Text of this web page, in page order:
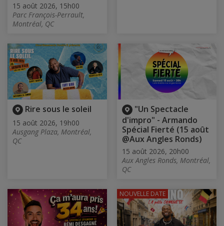
15 août 2026, 15h00
Parc François-Perrault,
Montréal, QC
Rire sous le soleil
15 août 2026, 19h00
Ausgang Plaza, Montréal,
QC
"Un Spectacle
d'impro" - Armando
Spécial Fierté (15 août
@Aux Angles Ronds)
15 août 2026, 20h00
Aux Angles Ronds, Montréal,
QC
NOUVELLE DATE